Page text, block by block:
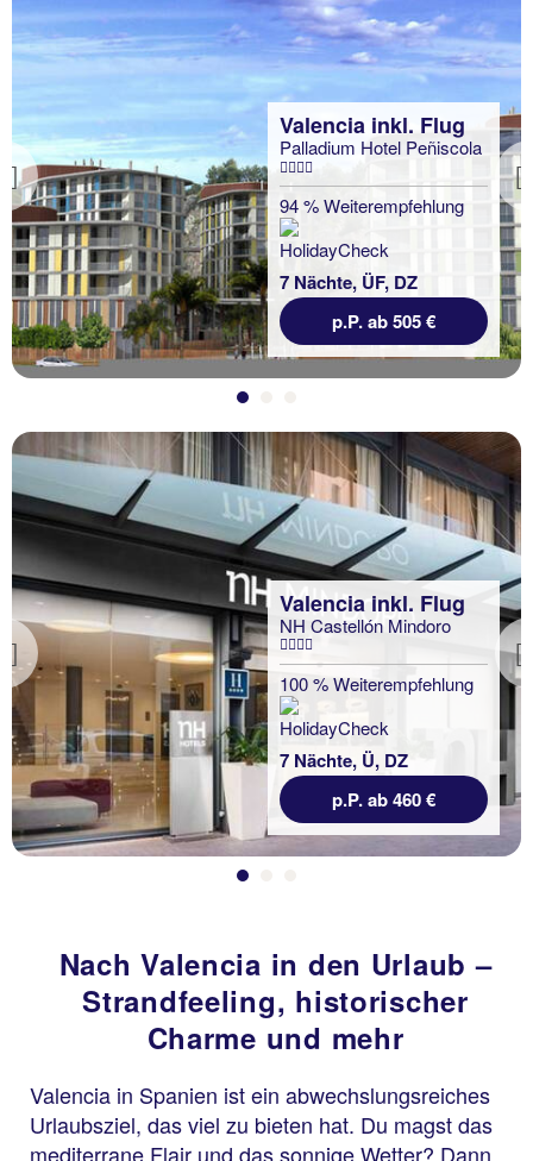
Previous
Valencia inkl. Flug
Palladium Hotel Peñiscola
94 % Weiterempfehlung
7 Nächte, ÜF, DZ
p.P. ab 505 €
Previous
Valencia inkl. Flug
NH Castellón Mindoro
100 % Weiterempfehlung
7 Nächte, Ü, DZ
p.P. ab 460 €
Nach Valencia in den Urlaub –
Strandfeeling, historischer
Charme und mehr
Valencia in Spanien ist ein abwechslungsreiches
Urlaubsziel, das viel zu bieten hat. Du magst das
mediterrane Flair und das sonnige Wetter? Dann